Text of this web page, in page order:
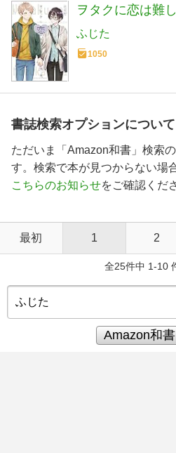
ヲタクに恋は難
ふじた
1050
書誌検索オプションについて
ただいま「Amazon和書」検索
す。検索で本が見つからない場
こちらのお知らせをご確認くだ
最初 1 2
全25件中 1-10